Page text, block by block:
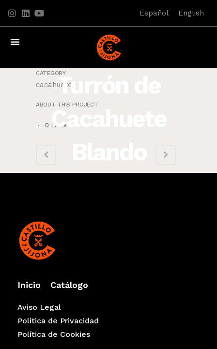
Español English
Turrón de
Cacahuete
CATEGORY
cacahuete
ABOUT THIS PROJECT
0 Likes
Inicio Catálogo
Aviso Legal
Política de Privacidad
Política de Cookies